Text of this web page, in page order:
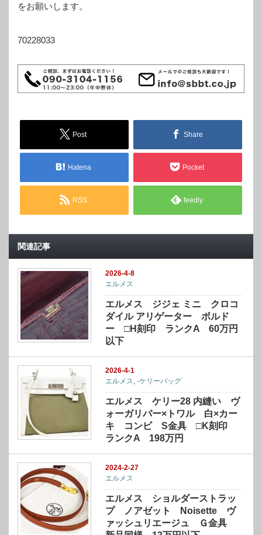
をお願いします。
70228033
Post Share
Hatena Pocket
RSS feedly
関連記事
2026-4-8
エルメス
エルメス ジジェ ミニ クロコ
ダイル アリゲーター ボルド
ー □H刻印 ランクA 60万円
以下
2026-4-1
エルメス,-ケリーバッグ
エルメス ケリー28 内縫い ヴ
ォーガリバー×トワル 白×カー
キ コンビ S金具 □K刻印
ランクA 198万円
2024-2-27
エルメス
エルメス ショルダーストラッ
プ ノアゼット Noisette ヴ
ァッシュリエージュ Ｇ金具